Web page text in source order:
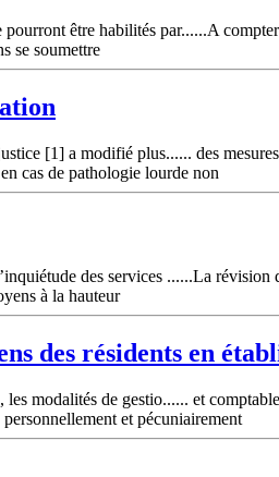
être habilités par......A
se soumettre
[1] a modifié plus...... des
cas de pathologie lourde non
des services ......La révision
à la hauteur
des résidents en
modalités de gestio...... et
et pécuniairement